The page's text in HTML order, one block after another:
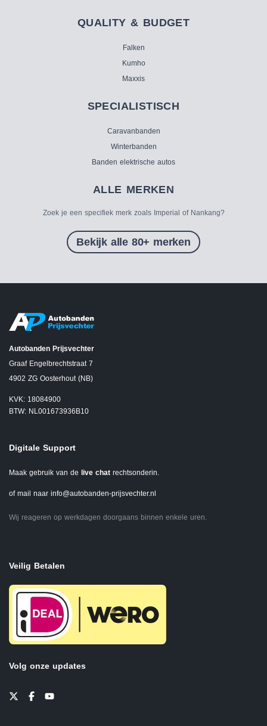
QUALITY & BUDGET
Falken
Kumho
Maxxis
SPECIALISTISCH
Caravanbanden
Winterbanden
Banden elektrische autos
ALLE MERKEN
Zoek je een specifiek merk zoals Imperial of Nankang?
Bekijk alle 80+ merken
Autobanden Prijsvechter
Graaf Engelbrechtstraat 7
4902 ZG Oosterhout (NB)
KVK: 18084900
BTW: NL001673936B10
Digitale Support
Maak gebruik van de live chat rechtsonderin.
of mail naar info@autobanden-prijsvechter.nl
Wij reageren op werkdagen doorgaans binnen enkele uren.
Veilig Betalen
Volg onze updates